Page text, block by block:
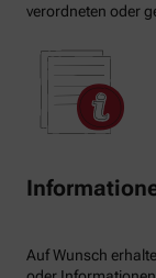
verordneten oder
Auf Wunsch